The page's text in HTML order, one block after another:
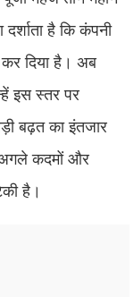
है कि कंपनी
दिया है। अब
इस स्तर पर
बढ़त का इंतजार
अगले कदमों और
है।